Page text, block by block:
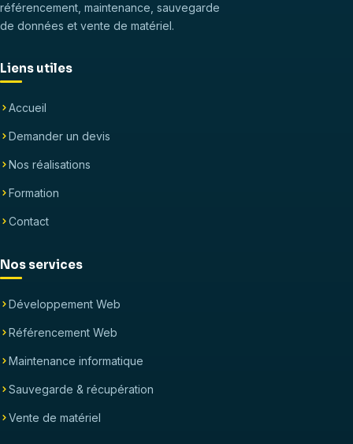
référencement, maintenance, sauvegarde
de données et vente de matériel.
Liens utiles
Accueil
Demander un devis
Nos réalisations
Formation
Contact
Nos services
Développement Web
Référencement Web
Maintenance informatique
Sauvegarde & récupération
Vente de matériel